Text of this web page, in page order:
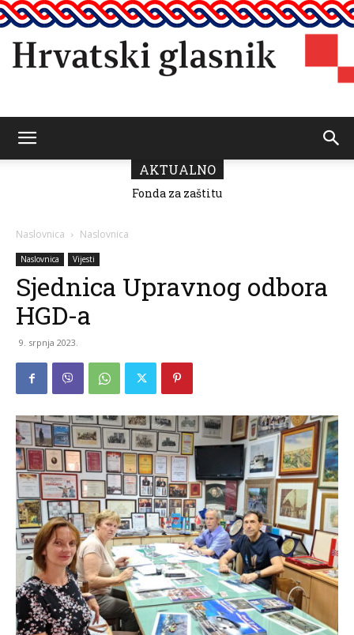
AKTUALNO
Fonda za zaštitu
2026.
Naslovnica Naslovnica
Naslovnica Vijesti
Sjednica Upravnog odbora
HGD-a
9. srpnja 2023.